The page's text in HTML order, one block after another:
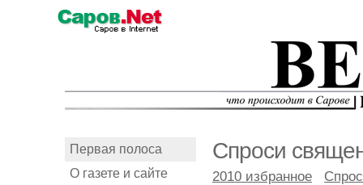
Первая полоса
О газете и сайте
Спроси
2010 избранное